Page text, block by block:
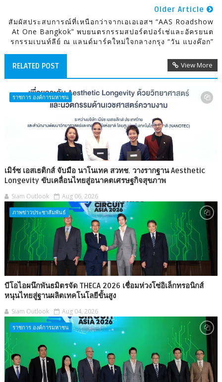
Older Article
สัมผัสประสบการณ์ที่เหนือกว่าจากเอเอเอสฯ “AAS Roadshow
At One Bangkok” พบยนตรกรรมสปอร์ตปอร์เช่และอัครยนต
รกรรมเบนท์ลีย์ ณ แลนด์มาร์คใหม่ใจกลางกรุง “วัน แบงค๊อก”
RELATED POST View More
ราชการ องค์การมหาชน
เมิร์ซ เอสเธติกส์ จับมือ นาโนเทค สวทช. วางรากฐาน Aesthetic
Longevity ขับเคลื่อนไทยสู่อนาคตเศรษฐกิจสุขภาพ
Siam Outlook Aug 06, 2026
ภาพข่าวประชาสัมพันธ์
บีโอไอผนึกพันธมิตรจัด THECA 2026 เชื่อมห่วงโซ่อิเล็กทรอนิกส์
หนุนไทยสู่ฐานผลิตเทคโนโลยีขั้นสูง
Siam Outlook Aug 04, 2026
ราชการ องค์การมหาชน